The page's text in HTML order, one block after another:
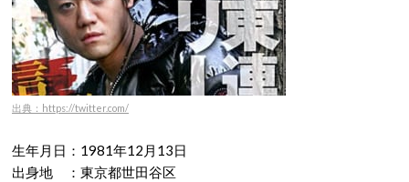
出典：https://twitter.com/
生年月日：1981年12月13日
出身地 ：東京都世田谷区